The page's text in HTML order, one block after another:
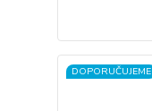
DOPORUČUJEME